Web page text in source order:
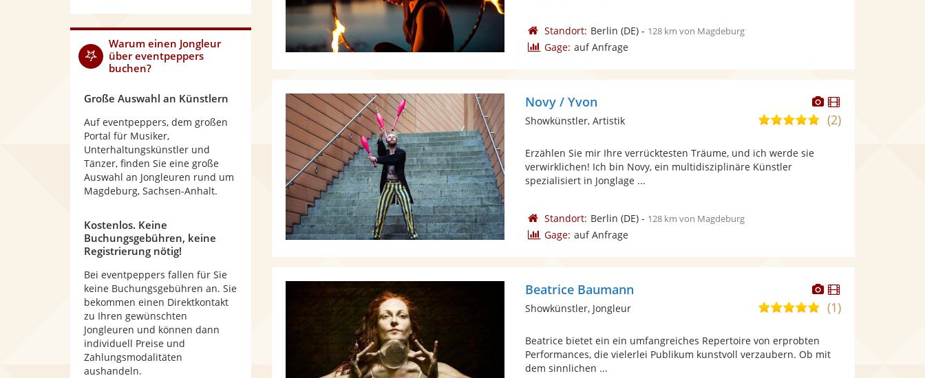
Standort: Berlin (DE)- 128 km von Magdeburg
Gage: auf Anfrage
Dieser
Künstler
stellt
Dieser
Künstler
Novy / Yvon
5,0(2)
Showkünstler, Artistik
Erzählen Sie mir Ihre verrücktesten Träume, und ich werde sie
verwirklichen! Ich bin Novy, ein multidisziplinäre Künstler
spezialisiert in Jonglage ...
Standort: Berlin (DE)- 128 km von Magdeburg
Gage: auf Anfrage
Dieser
Künstler
stellt
bereit.
Dieser
Künstler
Beatrice Baumann
5,0
Sternen
(1)
Showkünstler, Jongleur
Beatrice bietet ein ein umfangreiches Repertoire von erprobten
Performances, die vielerlei Publikum kunstvoll verzaubern. Ob mit
dem sinnlichen ...
Warum einen Jongleur
über eventpeppers
buchen?
Große Auswahl an Künstlern
Auf eventpeppers, dem großen
Portal für Musiker,
Unterhaltungskünstler und
Tänzer, finden Sie eine große
Auswahl an Jongleuren rund um
Magdeburg, Sachsen-Anhalt.
Kostenlos. Keine
Buchungsgebühren, keine
Registrierung nötig!
Bei eventpeppers fallen für Sie
keine Buchungsgebühren an. Sie
bekommen einen Direktkontakt
zu Ihren gewünschten
Jongleuren und können dann
individuell Preise und
Zahlungsmodalitäten
aushandeln.